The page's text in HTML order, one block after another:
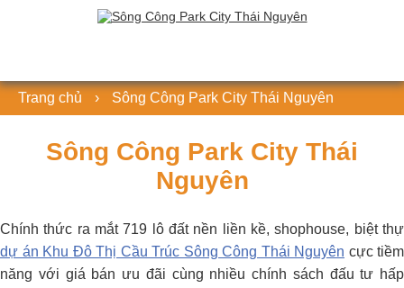
Trang chủ › Sông Công Park City Thái Nguyên
Sông Công Park City Thái
Nguyên
Chính thức ra mắt 719 lô đất nền liền kề, shophouse, biệt thự
dự án Khu Đô Thị Cầu Trúc Sông Công Thái Nguyên cực tiềm
năng với giá bán ưu đãi cùng nhiều chính sách đấu tư hấp